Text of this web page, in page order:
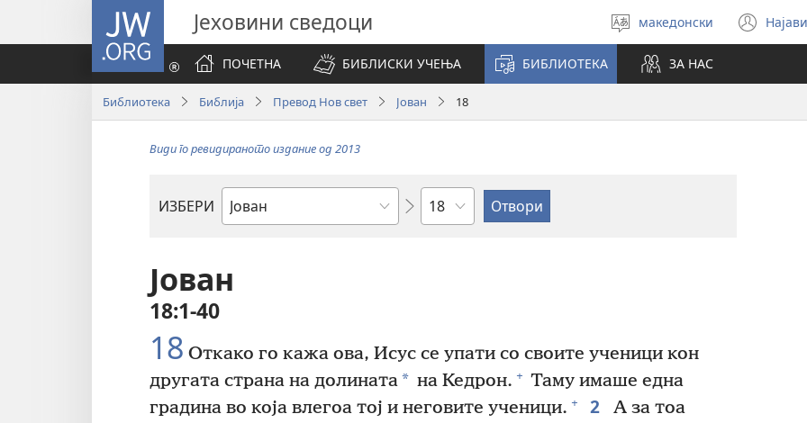
JW.ORG Јеховини сведоци
Избери
јазик
македонски
new
ПОЧЕТНА
БИБЛИСКИ УЧЕЊА БИБЛИОТЕКА ЗА НАС
Библиотека Библија Превод Нов свет Јован 18
Види го ревидираното издание од 2013
ИЗБЕРИ
Библиска
Поглавје
Јован
18:1-40
18 Откако го кажа ова, Исус се упати со своите ученици кон
другата страна на долината* на Кедрон. + Таму имаше една
градина во која влегоа тој и неговите ученици. + 2
А за тоа